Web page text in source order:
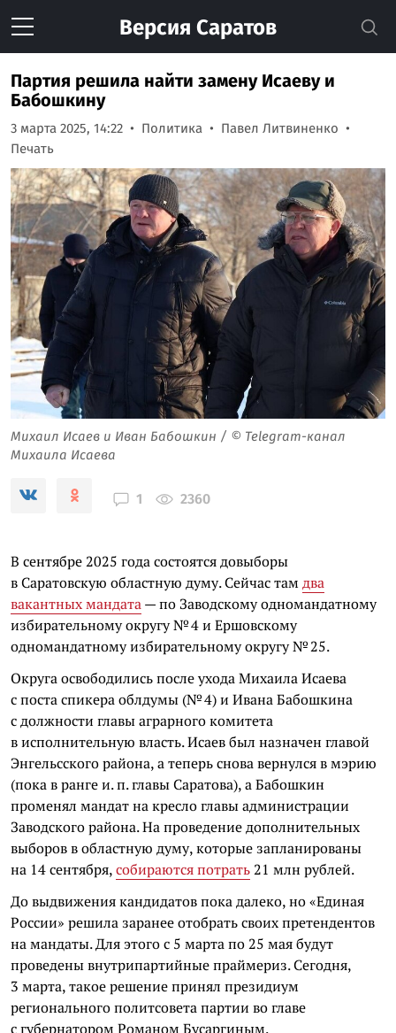
Версия Саратов
Партия решила найти замену Исаеву и
Бабошкину
3 марта 2025, 14:22 Политика
Павел Литвиненко
Печать
Михаил Исаев и Иван Бабошкин / © Telegram-канал
Михаила Исаева
1 2360
В сентябре 2025 года состоятся довыборы
в Саратовскую областную думу. Сейчас тамдва
вакантных мандата— по Заводскому одномандатному
избирательному округу № 4 и Ершовскому
одномандатному избирательному округу № 25.
Округа освободились после ухода Михаила Исаева
с поста спикера облдумы (№ 4) и Ивана Бабошкина
с должности главы аграрного комитета
в исполнительную власть. Исаев был назначен главой
Энгельсского района, а теперь снова вернулся в мэрию
(пока в ранге и. п. главы Саратова), а Бабошкин
променял мандат на кресло главы администрации
Заводского района. На проведение дополнительных
выборов в областную думу, которые запланированы
на 14 сентября,собираются потрать21 млн рублей.
До выдвижения кандидатов пока далеко, но «Единая
России» решила заранее отобрать своих претендентов
на мандаты. Для этого с 5 марта по 25 мая будут
проведены внутрипартийные праймериз. Сегодня,
3 марта, такое решение принял президиум
регионального политсовета партии во главе
с губернатором Романом Бусаргиным.